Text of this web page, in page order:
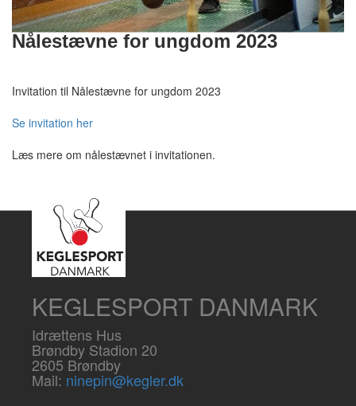
Nålestævne for ungdom 2023
Invitation til Nålestævne for ungdom 2023
Se invitation her
Læs mere om nålestævnet i invitationen.
KEGLESPORT DANMARK
Idrættens Hus
Brøndby Stadion 20
2605 Brøndby
Mail: ninepin@kegler.dk